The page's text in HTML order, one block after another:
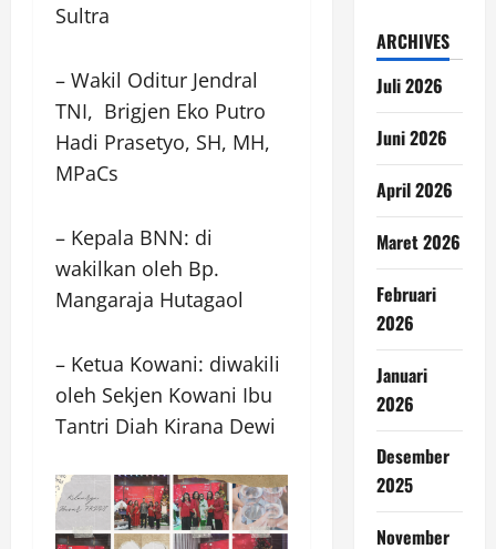
Sultra
– Wakil Oditur Jendral
TNI, Brigjen Eko Putro
Hadi Prasetyo, SH, MH,
MPaCs
– Kepala BNN: di
wakilkan oleh Bp.
Mangaraja Hutagaol
– Ketua Kowani: diwakili
oleh Sekjen Kowani Ibu
Tantri Diah Kirana Dewi
ARCHIVES
Juli 2026
Juni 2026
April 2026
Maret 2026
Februari
2026
Januari
2026
Desember
2025
November